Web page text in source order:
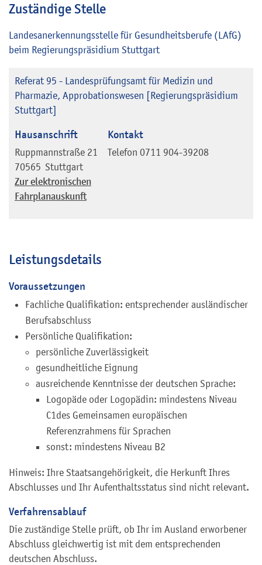
Zuständige Stelle
Landesanerkennungsstelle für Gesundheitsberufe (LAfG)
beim Regierungspräsidium Stuttgart
Referat 95 - Landesprüfungsamt für Medizin und
Pharmazie, Approbationswesen [Regierungspräsidium
Stuttgart]
Hausanschrift
Ruppmannstraße 21
70565 Stuttgart
Zur elektronischen
Fahrplanauskunft
Kontakt
Telefon 0711 904-39208
Leistungsdetails
Voraussetzungen
Fachliche Qualifikation: entsprechender ausländischer
Berufsabschluss
Persönliche Qualifikation:
persönliche Zuverlässigkeit
gesundheitliche Eignung
ausreichende Kenntnisse der deutschen Sprache:
Logopäde oder Logopädin: mindestens Niveau
C1des Gemeinsamen europäischen
Referenzrahmens für Sprachen
sonst: mindestens Niveau B2
Hinweis: Ihre Staatsangehörigkeit, die Herkunft Ihres
Abschlusses und Ihr Aufenthaltsstatus sind nicht relevant.
Verfahrensablauf
Die zuständige Stelle prüft, ob Ihr im Ausland erworbener
Abschluss gleichwertig ist mit dem entsprechenden
deutschen Abschluss.